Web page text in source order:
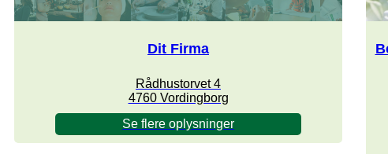
Dit Firma
Rådhustorvet 4
4760 Vordingborg
Se flere oplysninger